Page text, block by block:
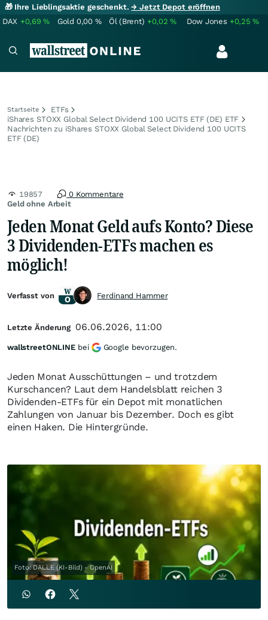
🎁 Ihre Lieblingsaktie geschenkt.→ Jetzt Depot eröffnen
DAX +0,69% Gold 0,00 % Öl (Brent) +0,02% Dow Jones +0,25%
Startseite
ETFs
iShares STOXX Global Select Dividend 100 UCITS ETF (DE) ETF
Nachrichten zu iShares STOXX Global Select Dividend 100 UCITS
ETF (DE)
Geld ohne Arbeit
19857 0 Kommentare
Jeden Monat Geld aufs Konto? Diese
3 Dividenden-ETFs machen es
möglich!
Jeden Monat Ausschüttungen – und trotzdem
Kurschancen? Laut dem Handelsblatt reichen 3
Dividenden-ETFs für ein Depot mit monatlichen
Zahlungen von Januar bis Dezember. Doch es gibt
einen Haken. Die Hintergründe.
Foto: DALLE (KI-Bild) - OpenAI
Verfasst von Ferdinand Hammer
Letzte Änderung 06.06.2026, 11:00
wallstreetONLINE bei Google bevorzugen.